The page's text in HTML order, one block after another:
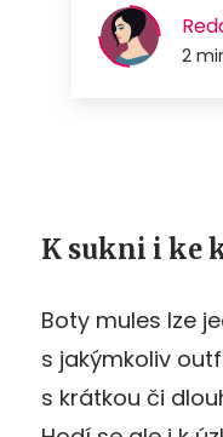
K sukni i ke
Boty mules lze
s jakýmkoliv
s krátkou či